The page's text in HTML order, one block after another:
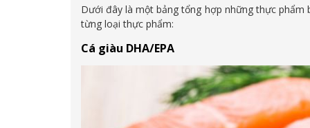
Dưới đây là một bảng tổng hợp những thực
từng loại thực phẩm:
Cá giàu DHA/EPA